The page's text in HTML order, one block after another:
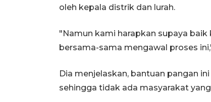
oleh kepala distrik dan lurah.
"Namun kami harapkan supaya
bersama-sama mengawal proses
Dia menjelaskan, bantuan pangan
sehingga tidak ada masyarakat